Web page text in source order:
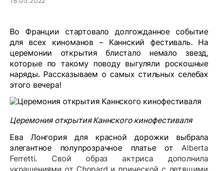
Во Франции стартовало долгожданное событие
для всех киноманов – Каннский фестиваль. На
церемонии открытия блистало немало звезд,
которые по такому поводу выгуляли роскошные
наряды. Рассказываем о самых стильных селебах
этого вечера!
Церемония открытия Каннского кинофестиваля
Ева Лонгория для красной дорожки выбрала
элегантное полупрозрачное платье отAlberta
Ferretti. Свой образ актриса дополнила
украшениями от Chopard и прической с летящими